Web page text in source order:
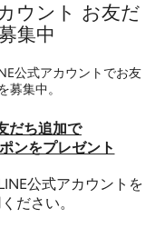
Newsletter
によって保護されており
ウント お友だ
集中
公式アカウントでお友
募集中。
だち追加で
ンをプレゼント
公式アカウントを
ださい。